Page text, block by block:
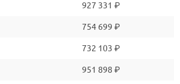
927 331 ₽
754 699 ₽
732 103 ₽
951 898 ₽